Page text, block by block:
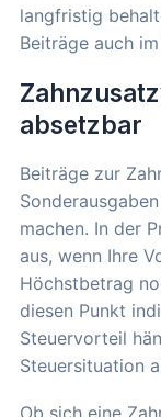
langfristig
Beiträge auch
absetzbar
Beiträge zur
machen. In der
aus, wenn Ihre
Höchstbetrag
diesen Punkt
Steuervorteil
Steuersituation
Ob sich eine